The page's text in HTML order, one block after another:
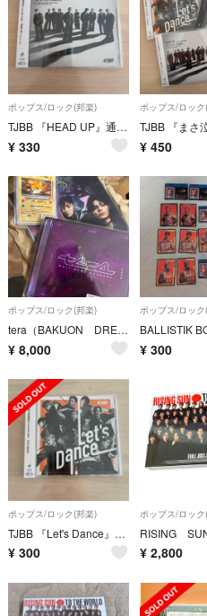
ポップス/ロック(邦楽)
TJBB 『HEAD UP』通常盤CD
¥ 330
ポップス/ロック
¥ 450
ポップス/ロック(邦楽)
tera（BAKUON DREAM ver．／Blu-ray Disc付）
¥ 8,000
ポップス/ロック
BALLISTIK
¥ 300
ポップス/ロック(邦楽)
TJBB 『Let's Dance』通常盤CD
¥ 300
ポップス/ロッ
¥ 2,800